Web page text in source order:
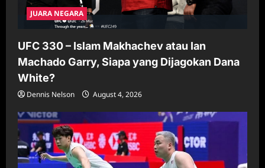
JUARA NEGARA
UFC 330 – Islam Makhachev atau Ian
Machado Garry, Siapa yang Dijagokan Dana
White?
Dennis Nelson August 4, 2026